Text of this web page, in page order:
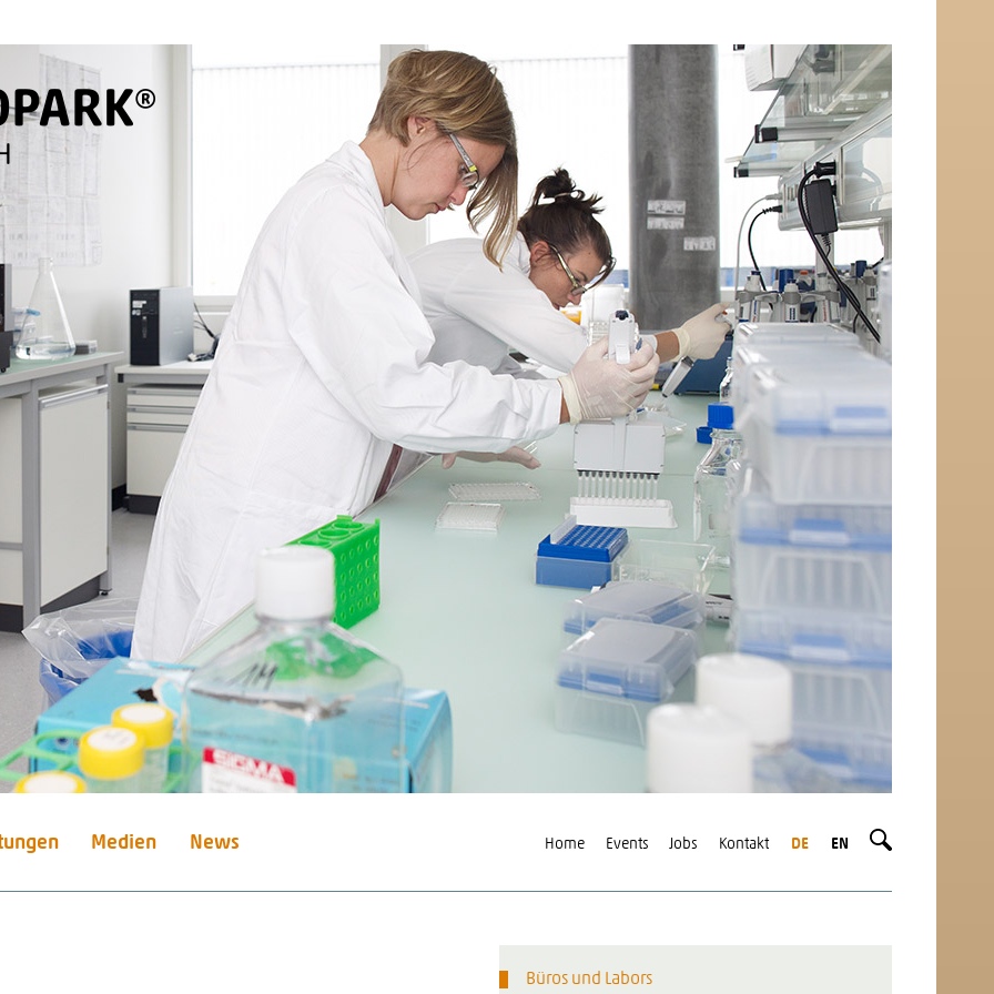
DE EN
Home Events Jobs Kontakt
Medien News
Büros und Labors